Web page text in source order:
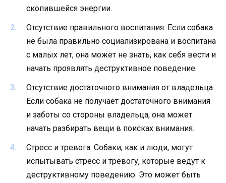
скопившейся энергии.
Отсутствие правильного воспитания. Если собака
не была правильно социализирована и воспитана
с малых лет, она может не знать, как себя вести и
начать проявлять деструктивное поведение.
Отсутствие достаточного внимания от владельца.
Если собака не получает достаточного внимания
и заботы со стороны владельца, она может
начать разбирать вещи в поисках внимания.
Стресс и тревога. Собаки, как и люди, могут
испытывать стресс и тревогу, которые ведут к
деструктивному поведению. Это может быть